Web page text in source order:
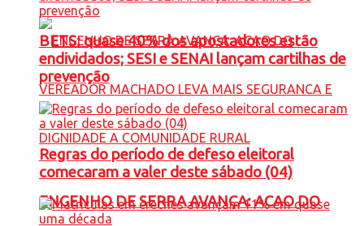
ENGENHO DE SERRA AVANÇA: ACAO DO
BETS: quase 40% dos apostadores estão
endividados; SESI e SENAI lançam cartilhas de
prevenção
Regras do período de defeso eleitoral
comecaram a valer deste sábado (04)